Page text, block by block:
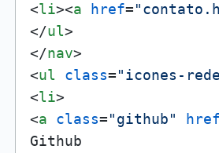
<li><a href=
</ul>
</nav>
<ul class="icones-
<li>
<a class="github" href